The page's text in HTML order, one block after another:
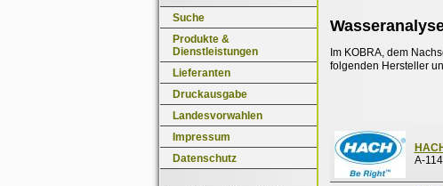
Suche
Produkte &
Dienstleistungen
Lieferanten
Druckausgabe
Landesvorwahlen
Impressum
Datenschutz
Im KOBRA, dem
folgenden Hersteller
A-